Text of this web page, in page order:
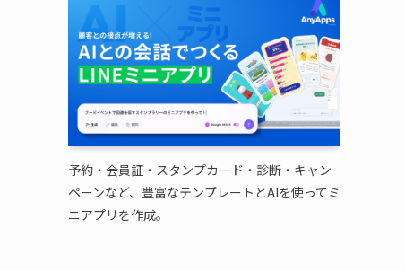
予約・会員証・スタンプカード・診断・キャン
ペーンなど、豊富なテンプレートとAIを使ってミ
ニアプリを作成。